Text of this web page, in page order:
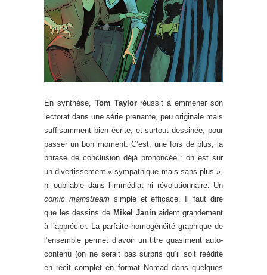
En synthèse, Tom Taylorréussit à emmener son
lectorat dans une série prenante, peu originale mais
suffisamment bien écrite, et surtout dessinée, pour
passer un bon moment. C’est, une fois de plus, la
phrase de conclusion déjà prononcée : on est sur
un divertissement « sympathique mais sans plus »,
ni oubliable dans l’immédiat ni révolutionnaire. Un
comic mainstreamsimple et efficace. Il faut dire
que les dessins de Mikel Janínaident grandement
à l’apprécier. La parfaite homogénéité graphique de
l’ensemble permet d’avoir un titre quasiment auto-
contenu (on ne serait pas surpris qu’il soit réédité
en récit complet en format Nomad dans quelques